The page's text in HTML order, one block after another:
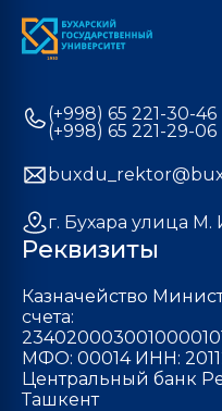
(+998) 65 221-30-46
(+998) 65 221-29-06
г. Бухара улица М.
Реквизиты
Казначейство
счета:
МФО: 00014 ИНН:
Центральный банк
Ташкент